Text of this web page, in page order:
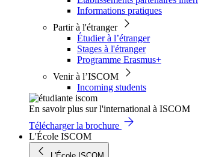
Informations pratiques
Partir à l'étranger
Étudier à l’étranger
Stages à l'étranger
Programme Erasmus+
Venir à l’ISCOM
Incoming students
En savoir plus sur l'international à ISCOM
Télécharger la brochure
L'École ISCOM